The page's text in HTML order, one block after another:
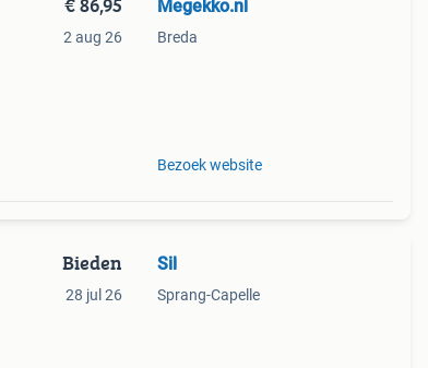
2 aug 26
Megekko.nl
Breda
Bezoek website
Bieden
28 jul 26
Sil
Sprang-Capelle